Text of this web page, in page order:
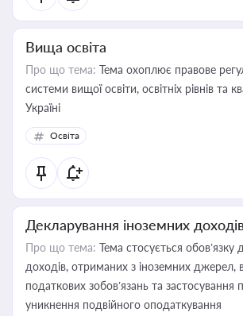
Вища освіта
Про що тема: Тема охоплює правове
системи вищої освіти, освітніх рівнів та
Україні
Освіта
Декларування іноземних
Про що тема: Тема стосується обов’язку
доходів, отриманих з іноземних джерел,
податкових зобов’язань та застосування
уникнення подвійного оподаткування